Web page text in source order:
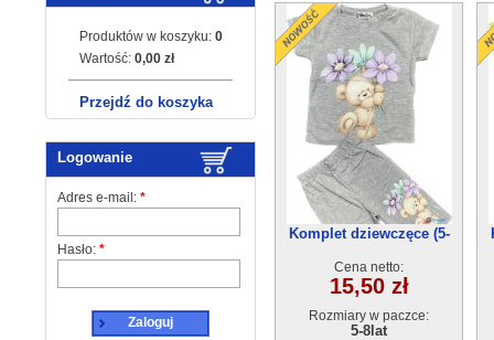
Produktów w koszyku: 0
Wartość: 0,00 zł
Przejdź do koszyka
Logowanie
Adres e-mail: *
Hasło: *
Zaloguj
Komplet dziewczęce (5-
Cena netto:
15,50 zł
Rozmiary w paczce:
5-8lat